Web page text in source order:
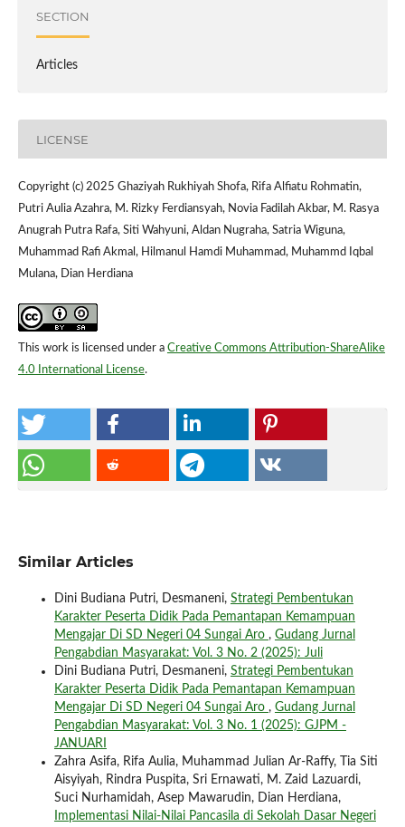
SECTION
Articles
LICENSE
Copyright (c) 2025 Ghaziyah Rukhiyah Shofa, Rifa Alfiatu Rohmatin,
Putri Aulia Azahra, M. Rizky Ferdiansyah, Novia Fadilah Akbar, M. Rasya
Anugrah Putra Rafa, Siti Wahyuni, Aldan Nugraha, Satria Wiguna,
Muhammad Rafi Akmal, Hilmanul Hamdi Muhammad, Muhammd Iqbal
Mulana, Dian Herdiana
This work is licensed under a Creative Commons Attribution-ShareAlike
4.0 International License.
Similar Articles
Dini Budiana Putri, Desmaneni, Strategi Pembentukan
Karakter Peserta Didik Pada Pemantapan Kemampuan
Mengajar Di SD Negeri 04 Sungai Aro , Gudang Jurnal
Pengabdian Masyarakat: Vol. 3 No. 2 (2025): Juli
Dini Budiana Putri, Desmaneni, Strategi Pembentukan
Karakter Peserta Didik Pada Pemantapan Kemampuan
Mengajar Di SD Negeri 04 Sungai Aro , Gudang Jurnal
Pengabdian Masyarakat: Vol. 3 No. 1 (2025): GJPM -
JANUARI
Zahra Asifa, Rifa Aulia, Muhammad Julian Ar-Raffy, Tia Siti
Aisyiyah, Rindra Puspita, Sri Ernawati, M. Zaid Lazuardi,
Suci Nurhamidah, Asep Mawarudin, Dian Herdiana,
Implementasi Nilai-Nilai Pancasila di Sekolah Dasar Negeri